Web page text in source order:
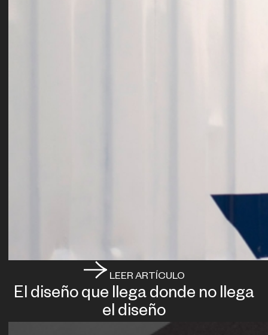
LEER ARTÍCULO
El diseño que llega donde no llega
el diseño